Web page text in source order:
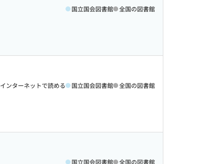
国立国会図書館 全国の図書館
インターネットで読める 国立国会図書館 全国の図書館
国立国会図書館 全国の図書館